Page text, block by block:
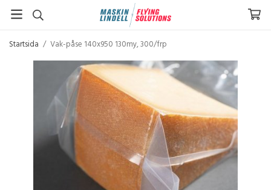
Startsida / Vak-påse 140x950 130my, 300/frp